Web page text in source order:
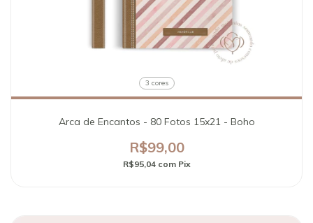
3 cores
Arca de Encantos - 80 Fotos 15x21 - Boho
R$99,00
R$95,04 com Pix